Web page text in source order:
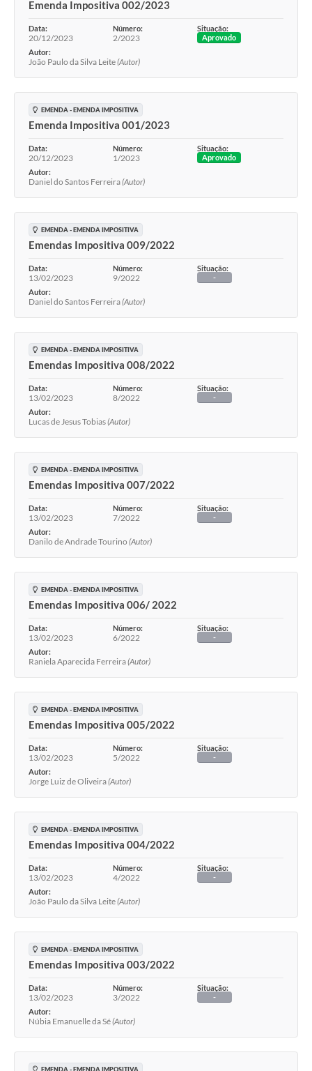
Emenda Impositiva 002/2023
Data:
20/12/2023
Número:
2/2023
Situação:
Aprovado
Autor:
João Paulo da Silva Leite(Autor)
EMENDA - EMENDA IMPOSITIVA
Emenda Impositiva 001/2023
Data:
20/12/2023
Número:
1/2023
Situação:
Aprovado
Autor:
Daniel do Santos Ferreira(Autor)
EMENDA - EMENDA IMPOSITIVA
Emendas Impositiva 009/2022
Data:
13/02/2023
Número:
9/2022
Situação:
-
Autor:
Daniel do Santos Ferreira(Autor)
EMENDA - EMENDA IMPOSITIVA
Emendas Impositiva 008/2022
Data:
13/02/2023
Número:
8/2022
Situação:
-
Autor:
Lucas de Jesus Tobias(Autor)
EMENDA - EMENDA IMPOSITIVA
Emendas Impositiva 007/2022
Data:
13/02/2023
Número:
7/2022
Situação:
-
Autor:
Danilo de Andrade Tourino (Autor)
EMENDA - EMENDA IMPOSITIVA
Emendas Impositiva 006/ 2022
Data:
13/02/2023
Número:
6/2022
Situação:
-
Autor:
Raniela Aparecida Ferreira(Autor)
EMENDA - EMENDA IMPOSITIVA
Emendas Impositiva 005/2022
Data:
13/02/2023
Número:
5/2022
Situação:
-
Autor:
Jorge Luiz de Oliveira(Autor)
EMENDA - EMENDA IMPOSITIVA
Emendas Impositiva 004/2022
Data:
13/02/2023
Número:
4/2022
Situação:
-
Autor:
João Paulo da Silva Leite(Autor)
EMENDA - EMENDA IMPOSITIVA
Emendas Impositiva 003/2022
Data:
13/02/2023
Número:
3/2022
Situação:
-
Autor:
Núbia Emanuelle da Sé(Autor)
EMENDA - EMENDA IMPOSITIVA